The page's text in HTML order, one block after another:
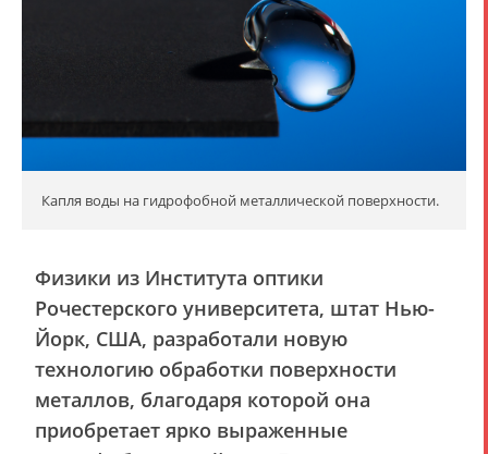
Капля воды на гидрофобной металлической поверхности.
Физики из Института оптики
Рочестерского университета, штат Нью-
Йорк, США, разработали новую
технологию обработки поверхности
металлов, благодаря которой она
приобретает ярко выраженные